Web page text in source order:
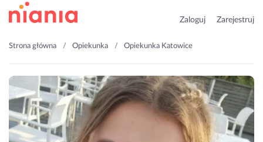
Zaloguj Zarejestruj
Strona główna Opiekunka Opiekunka Katowice